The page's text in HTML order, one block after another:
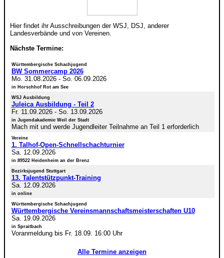
Hier findet ihr Ausschreibungen der WSJ, DSJ, anderer
Landesverbände und von Vereinen.
Nächste Termine:
Württembergische Schachjugend
BW Sommercamp 2026
Mo. 31.08.2026- So. 06.09.2026
in Horschhof Rot am See
WSJ Ausbildung
Juleica Ausbildung - Teil 2
Fr. 11.09.2026- So. 13.09.2026
in Jugendakademie Weil der Stadt
Mach mit und werde Jugendleiter Teilnahme an Teil 1 erforderlich
Vereine
1. Talhof-Open-Schnellschachturnier
Sa. 12.09.2026
in 89522 Heidenheim an der Brenz
Bezirksjugend Stuttgart
13. Talentstützpunkt-Training
Sa. 12.09.2026
in online
Württembergische Schachjugend
Württembergische Vereinsmannschaftsmeisterschaften U10
Sa. 19.09.2026
in Spraitbach
Voranmeldung bis Fr. 18.09. 16:00 Uhr
Alle Termine anzeigen